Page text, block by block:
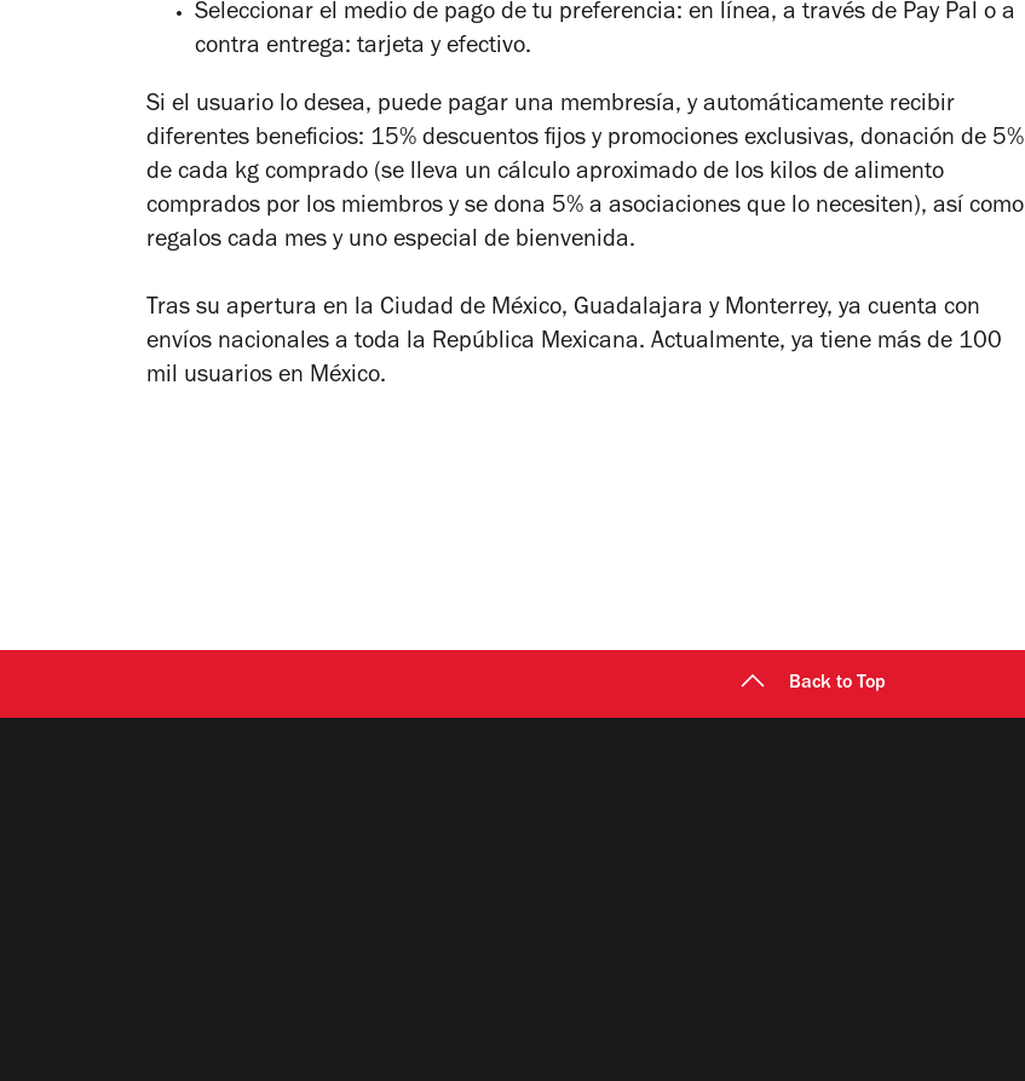
Seleccionar el medio de pago de tu preferencia: en línea, a través de Pay Pal o a
contra entrega: tarjeta y efectivo.
Si el usuario lo desea, puede pagar una membresía, y automáticamente recibir
diferentes beneficios: 15% descuentos fijos y promociones exclusivas, donación de 5%
de cada kg comprado (se lleva un cálculo aproximado de los kilos de alimento
comprados por los miembros y se dona 5% a asociaciones que lo necesiten), así como
regalos cada mes y uno especial de bienvenida.
Tras su apertura en la Ciudad de México, Guadalajara y Monterrey, ya cuenta con
envíos nacionales a toda la República Mexicana. Actualmente, ya tiene más de 100
mil usuarios en México.
Back to Top